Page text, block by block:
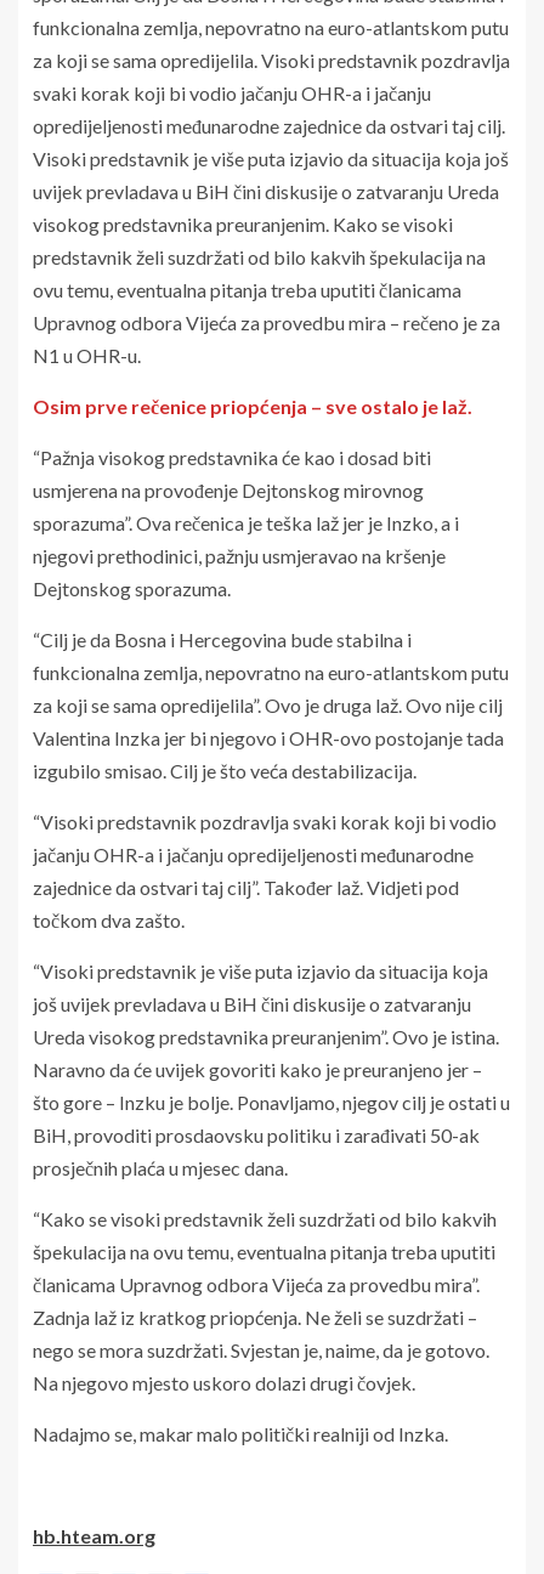
funkcionalna zemlja, nepovratno na euro-atlantskom putu
za koji se sama opredijelila. Visoki predstavnik pozdravlja
svaki korak koji bi vodio jačanju OHR-a i jačanju
opredijeljenosti međunarodne zajednice da ostvari taj cilj.
Visoki predstavnik je više puta izjavio da situacija koja još
uvijek prevladava u BiH čini diskusije o zatvaranju Ureda
visokog predstavnika preuranjenim. Kako se visoki
predstavnik želi suzdržati od bilo kakvih špekulacija na
ovu temu, eventualna pitanja treba uputiti članicama
Upravnog odbora Vijeća za provedbu mira – rečeno je za
N1 u OHR-u.
Osim prve rečenice priopćenja – sve ostalo je laž.
“Pažnja visokog predstavnika će kao i dosad biti
usmjerena na provođenje Dejtonskog mirovnog
sporazuma”. Ova rečenica je teška laž jer je Inzko, a i
njegovi prethodinici, pažnju usmjeravao na kršenje
Dejtonskog sporazuma.
“Cilj je da Bosna i Hercegovina bude stabilna i
funkcionalna zemlja, nepovratno na euro-atlantskom putu
za koji se sama opredijelila”. Ovo je druga laž. Ovo nije cilj
Valentina Inzka jer bi njegovo i OHR-ovo postojanje tada
izgubilo smisao. Cilj je što veća destabilizacija.
“Visoki predstavnik pozdravlja svaki korak koji bi vodio
jačanju OHR-a i jačanju opredijeljenosti međunarodne
zajednice da ostvari taj cilj”. Također laž. Vidjeti pod
točkom dva zašto.
“Visoki predstavnik je više puta izjavio da situacija koja
još uvijek prevladava u BiH čini diskusije o zatvaranju
Ureda visokog predstavnika preuranjenim”. Ovo je istina.
Naravno da će uvijek govoriti kako je preuranjeno jer –
što gore – Inzku je bolje. Ponavljamo, njegov cilj je ostati u
BiH, provoditi prosdaovsku politiku i zarađivati 50-ak
prosječnih plaća u mjesec dana.
“Kako se visoki predstavnik želi suzdržati od bilo kakvih
špekulacija na ovu temu, eventualna pitanja treba uputiti
članicama Upravnog odbora Vijeća za provedbu mira”.
Zadnja laž iz kratkog priopćenja. Ne želi se suzdržati –
nego se mora suzdržati. Svjestan je, naime, da je gotovo.
Na njegovo mjesto uskoro dolazi drugi čovjek.
Nadajmo se, makar malo politički realniji od Inzka.
hb.hteam.org